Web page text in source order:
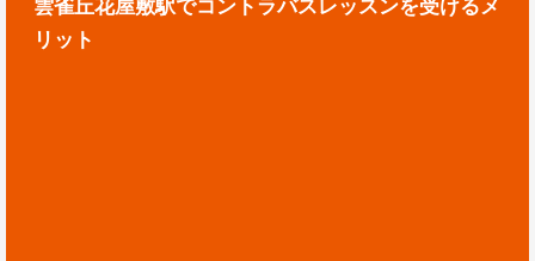
雲雀丘花屋敷駅でコントラバスレッスンを受けるメ
リット